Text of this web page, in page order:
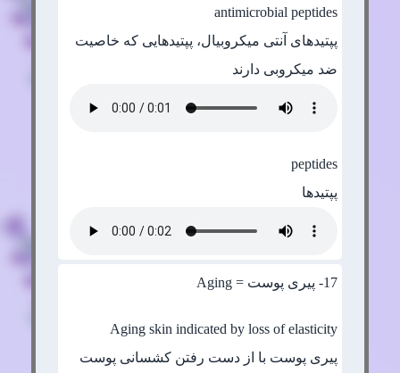
antimicrobial peptides
پپتیدهای آنتی میکروبیال، پپتیدهایی که خاصیت
ضد میکروبی دارند
peptides
پپتیدها
17- پیری پوست = Aging
Aging skin indicated by loss of elasticity
پیری پوست با از دست رفتن کشسانی پوست